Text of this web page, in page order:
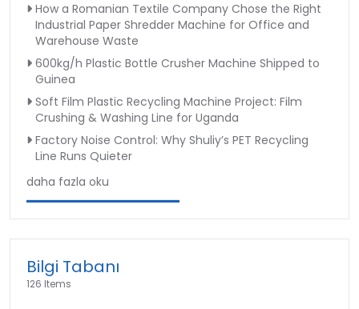
How a Romanian Textile Company Chose the Right
Industrial Paper Shredder Machine for Office and
Warehouse Waste
600kg/h Plastic Bottle Crusher Machine Shipped to
Guinea
Soft Film Plastic Recycling Machine Project: Film
Crushing & Washing Line for Uganda
Factory Noise Control: Why Shuliy’s PET Recycling
Line Runs Quieter
daha fazla oku
Bilgi Tabanı
126 Items